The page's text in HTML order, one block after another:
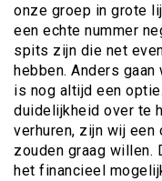
onze groep in grote
een echte nummer
spits zijn die net
hebben. Anders
is nog altijd een
duidelijkheid over te
verhuren, zijn wij
zouden graag willen.
het financieel